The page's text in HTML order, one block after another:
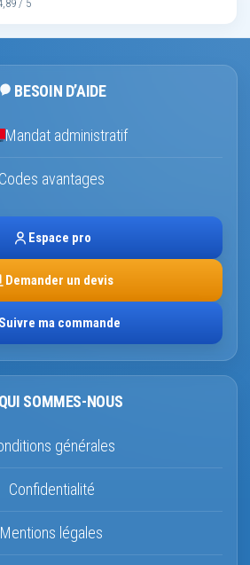
/ 5
BESOIN D’AIDE
Mandat administratif
Codes avantages
Espace pro
Demander un devis
Suivre ma commande
QUI SOMMES-NOUS
générales
Confidentialité
Mentions légales